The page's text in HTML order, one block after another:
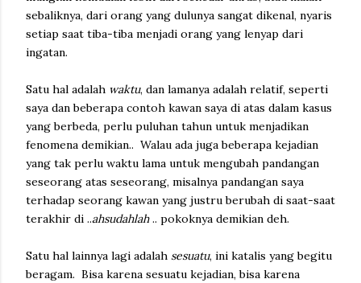
sebaliknya, dari orang yang dulunya sangat dikenal, nyaris
setiap saat tiba-tiba menjadi orang yang lenyap dari
ingatan.
Satu hal adalah waktu, dan lamanya adalah relatif, seperti
saya dan beberapa contoh kawan saya di atas dalam kasus
yang berbeda, perlu puluhan tahun untuk menjadikan
fenomena demikian.. Walau ada juga beberapa kejadian
yang tak perlu waktu lama untuk mengubah pandangan
seseorang atas seseorang, misalnya pandangan saya
terhadap seorang kawan yang justru berubah di saat-saat
terakhir di ..ahsudahlah.. pokoknya demikian deh.
Satu hal lainnya lagi adalah sesuatu, ini katalis yang begitu
beragam. Bisa karena sesuatu kejadian, bisa karena